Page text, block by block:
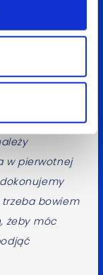
Obserwacja
od jej
które
słowo
tydzień
w pierwotnej
bowiem
żeby móc